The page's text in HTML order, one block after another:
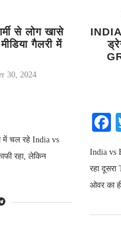
से लोग खासे
गैलरी में
30, 2024
में चल रहे India vs
रहा, लेकिन
India vs
रहा
ओवर का